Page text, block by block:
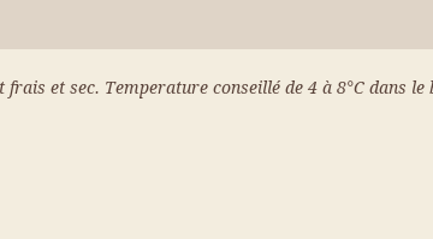
et sec. Temperature conseillé de 4 à 8°C dans le